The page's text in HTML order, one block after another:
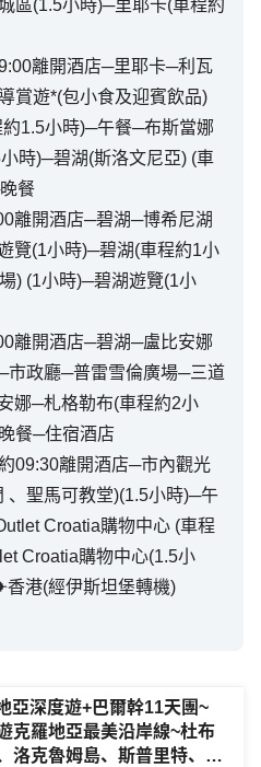
區(1.5小時)─里耶卡(車程約
離開酒店─里耶卡─利瓦
賞遊*(包小食及迎賓飲品)
1.5小時)─午餐─布斯當娜
時)─碧湖(斯洛文尼亞) (車
餐
離開酒店─碧湖─博希尼湖
覽(1小時)─碧湖(車程約1小
) (1小時)─碧湖遊覽(1小
離開酒店─碧湖─盧比安娜
市政廳─普雷雪倫廣場─三道
娜─札格勒布(車程約2小
餐─住宿酒店
09:30離開酒店─市內觀光
、聖馬可教堂)(1.5小時)─午
Croatia購物中心 (車程
Croatia購物中心(1.5小
港(經伊斯坦堡轉機)
亞深度遊+巴爾幹11天團~
克羅地亞最美沿岸線~杜布
洛克魯姆島、斯普里特、里